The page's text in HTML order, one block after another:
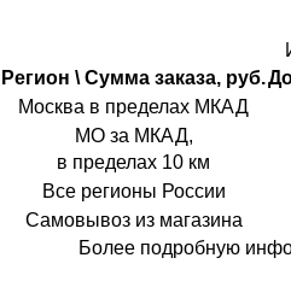
Регион \ Сумма заказа, руб.
Москва в пределах МКАД
МО за МКАД,
в пределах 10 км
Все регионы России
Самовывоз из магазина
Более подробную